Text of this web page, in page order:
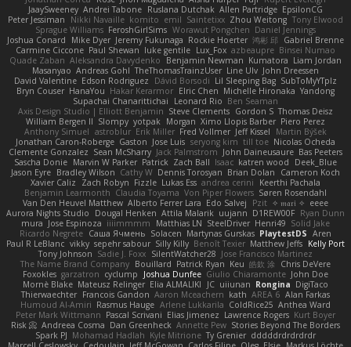
JaaySweeney Andrei Tabone Ruslana Dutchak Allen Partridge EpsilonCG
Peter Jessiman
Nikki Navaille komito emil Saintetixx Zhou Weitong Tony Elwood
Sprague Williams FeroshGirlSims Worawut Pongchen Daniel Jennings
Joshua Conard
Mike Dyer Jeremy Fukunaga Rockie Hoerter 鸿彬 邱 Gabriel Brenne
Carmine Ciccone Paul Shewan luke gentile Lux_Fox azbeaupre Binsei Numao
Quade Zaban Aleksandra Davydenko Benjamin Newman Kumatora Liam Jordan
Masanyao Andreas Gohl TheThomasTrainzUser Line Ulv John Dreessen
David Valentine Edson Rodriguez Dávid Borsodi Lil Sleeping Bag SubToMyYTplz
Bryn Couser HanaYou Hakar Kerarmor Elric Chen Michelle Hironaka Yandong
Supachai Chanarittichai
Leonard Rio Ben Seaman
Axis Design Studio | Elliott Benjamin Steve Clements Gordon S Thomas Deisz
William Bergen II Slompy yotpak Morgan Ximo Llopis Barber Piero Perez
Anthony Simuel astroblur Erik Miller Fred Vollmer Jeff Kissel
Martin Býšek
Jonathan Caron-Roberge Gaston Jose Luis seryong kim till toe Nicolas Ocheda
Clemente Gonzalez Sean McSharry Jack Palmstrom John Daineusaure Bas Peeters
Sascha Donie Marvin W Parker Patrick Zach Ball Isaac katren wood
Deek_Blue
Jason Eyre Bradley Wilson Cathy W Dennis Torosyan Brian Dolan
Cameron Koch
Xavier Caliz
Zach Robyn Fizzle Lukas Ess andrea cerini
Keerthi Pachala
Benjamin Learmonth Claudia Toyama Von Piper Flowers Søren Rosendahl
Van Den Heuvel Matthew Alberto Ferrer Lara Edo Salvej Pzit ✧ 𝔪𝔞𝔯𝔦 ✧ eeee
Aurora Nights Studio
Dougal Henken Attila Malarik uujann D1REW00F Ryan Dunn
mura Jose Espinoza iiiimmmm Matthias LN SteelDriver Henri49 Solid Jake
Ricardo Negrete Саша Ячмень Solacen Martynas Gurskas PlaytestDS Aren
Paul R LeBlanc vikky sepehr sabour Silly Killy Benoît Texier Matthew Jeffs Kelly Port
Tony Johnson Sadie J. Foxx SilentWatcher28 Jose Francisco Martinez
The Name Brand Company Bouillard Patrick Ryan Keu 皓欽 涂 Chris DeVere
Foxokles garzatron cyclump Joshua Dunfee Giulio Chiaramonte John Doe
Mornè Blake Mateusz Relinger Elia ALMALIKI JC uiiunan Rongina DigiTaco
Thierwaechter Francois Gandon Aaron Mceachern kath AREA 6 Alan Farkas
Humoud Al-Amiri Rasmus Hauge Arlene Lukkarila ColdRice25 Anthea Ward
Peter Mark Wittmann Pascal Scrivani Elias Jimenez Lawrence Rogers Kurt Boyer
Risk 📀 Andreea Cosma Dan Greenheck Annette Pew Stories Beyond The Borders
Spark PJ Mohamad Hadlah Kyle Mitrione Ty Grenier dddddrdrdrdrdr